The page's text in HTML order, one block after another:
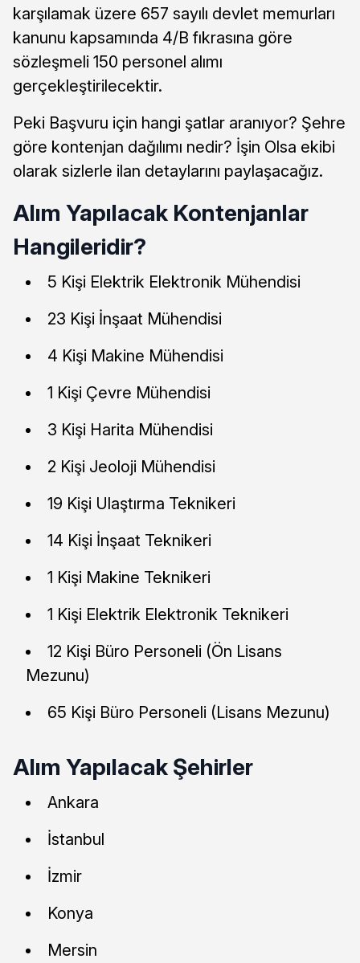
karşılamak üzere 657 sayılı devlet memurları
kanunu kapsamında 4/B fıkrasına göre
sözleşmeli 150 personel alımı
gerçekleştirilecektir.
Peki Başvuru için hangi şatlar aranıyor? Şehre
göre kontenjan dağılımı nedir? İşin Olsa ekibi
olarak sizlerle ilan detaylarını paylaşacağız.
Alım Yapılacak Kontenjanlar
Hangileridir?
5 Kişi Elektrik Elektronik Mühendisi
23 Kişi İnşaat Mühendisi
4 Kişi Makine Mühendisi
1 Kişi Çevre Mühendisi
3 Kişi Harita Mühendisi
2 Kişi Jeoloji Mühendisi
19 Kişi Ulaştırma Teknikeri
14 Kişi İnşaat Teknikeri
1 Kişi Makine Teknikeri
1 Kişi Elektrik Elektronik Teknikeri
12 Kişi Büro Personeli (Ön Lisans
Mezunu)
65 Kişi Büro Personeli (Lisans Mezunu)
Alım Yapılacak Şehirler
Ankara
İstanbul
İzmir
Konya
Mersin